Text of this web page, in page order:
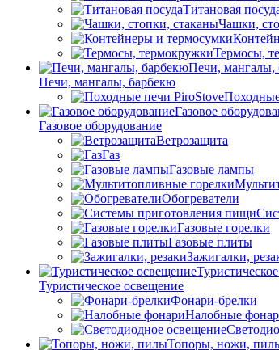
Титановая
Чашки,
Термосы,
Печи, мангалы,
Печи, мангалы, барбекю
Газовое
Газовое оборудование
Ветрозащита
Газ
Газовые лампы
Обогреватели
Газовые горелки
Газовые плиты
Зажигалки,
Туристическое освещение
Фонари-брелки
Налобные
Топоры, ножи,